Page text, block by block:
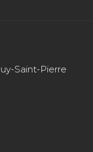
Saint-Pierre